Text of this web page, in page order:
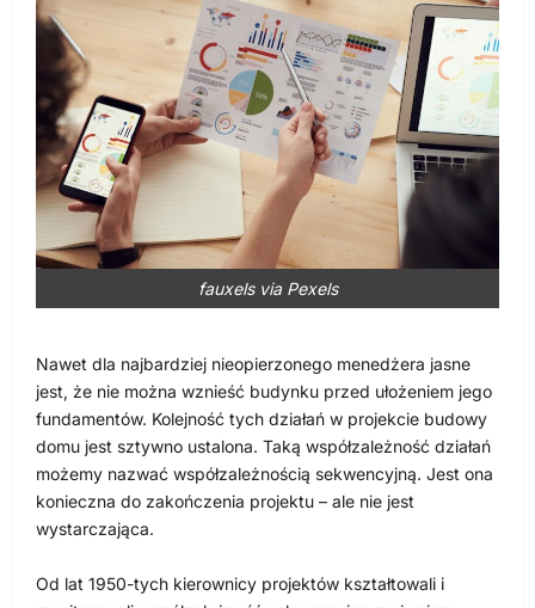
fauxels via Pexels
Nawet dla najbardziej nieopierzonego menedżera jasne
jest, że nie można wznieść budynku przed ułożeniem jego
fundamentów. Kolejność tych działań w projekcie budowy
domu jest sztywno ustalona. Taką współzależność działań
możemy nazwać współzależnością sekwencyjną. Jest ona
konieczna do zakończenia projektu – ale nie jest
wystarczająca.
Od lat 1950-tych kierownicy projektów kształtowali i